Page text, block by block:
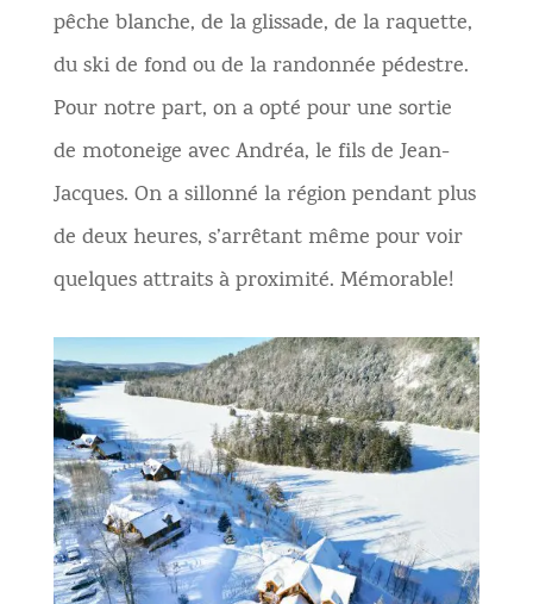
pêche blanche, de la glissade, de la raquette,
du ski de fond ou de la randonnée pédestre.
Pour notre part, on a opté pour une sortie
de motoneige avec Andréa, le fils de Jean-
Jacques. On a sillonné la région pendant plus
de deux heures, s’arrêtant même pour voir
quelques attraits à proximité. Mémorable!